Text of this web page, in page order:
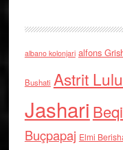
albano kolonjari alfons
Bushati Astrit
Jashari
Buçpapaj Elmi